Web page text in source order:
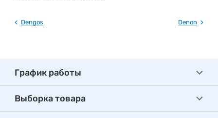
Dengos Denon
График работы
Выборка товара